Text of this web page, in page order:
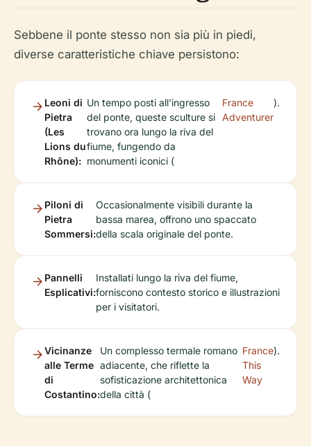
Sebbene il ponte stesso non sia più in piedi,
diverse caratteristiche chiave persistono:
Leoni di
Pietra
(Les
Lions du
Rhône):
Un tempo posti all'ingresso
del ponte, queste sculture si
trovano ora lungo la riva del
fiume, fungendo da
monumenti iconici (
France
Adventurer
).
Piloni di
Pietra
Sommersi:
Occasionalmente visibili durante la
bassa marea, offrono uno spaccato
della scala originale del ponte.
Pannelli
Esplicativi:
Installati lungo la riva del fiume,
forniscono contesto storico e illustrazioni
per i visitatori.
Vicinanze
alle Terme
di
Costantino:
Un complesso termale romano
adiacente, che riflette la
sofisticazione architettonica
della città (
France
This
Way
).